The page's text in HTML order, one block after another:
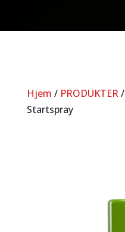
Hjem / PRODUKTER/
Startspray